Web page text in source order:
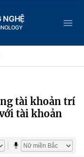
NGHỆ
tài khoản trí
tài khoản